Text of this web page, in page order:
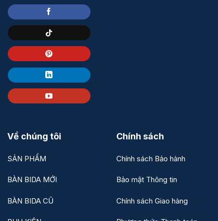
Về chúng tôi
SẢN PHẨM
BÀN BIDA MỚI
BÀN BIDA CŨ
Chính sách
Chính sách Bảo hành
Bảo mật Thông tin
Chính sách Giao hàng